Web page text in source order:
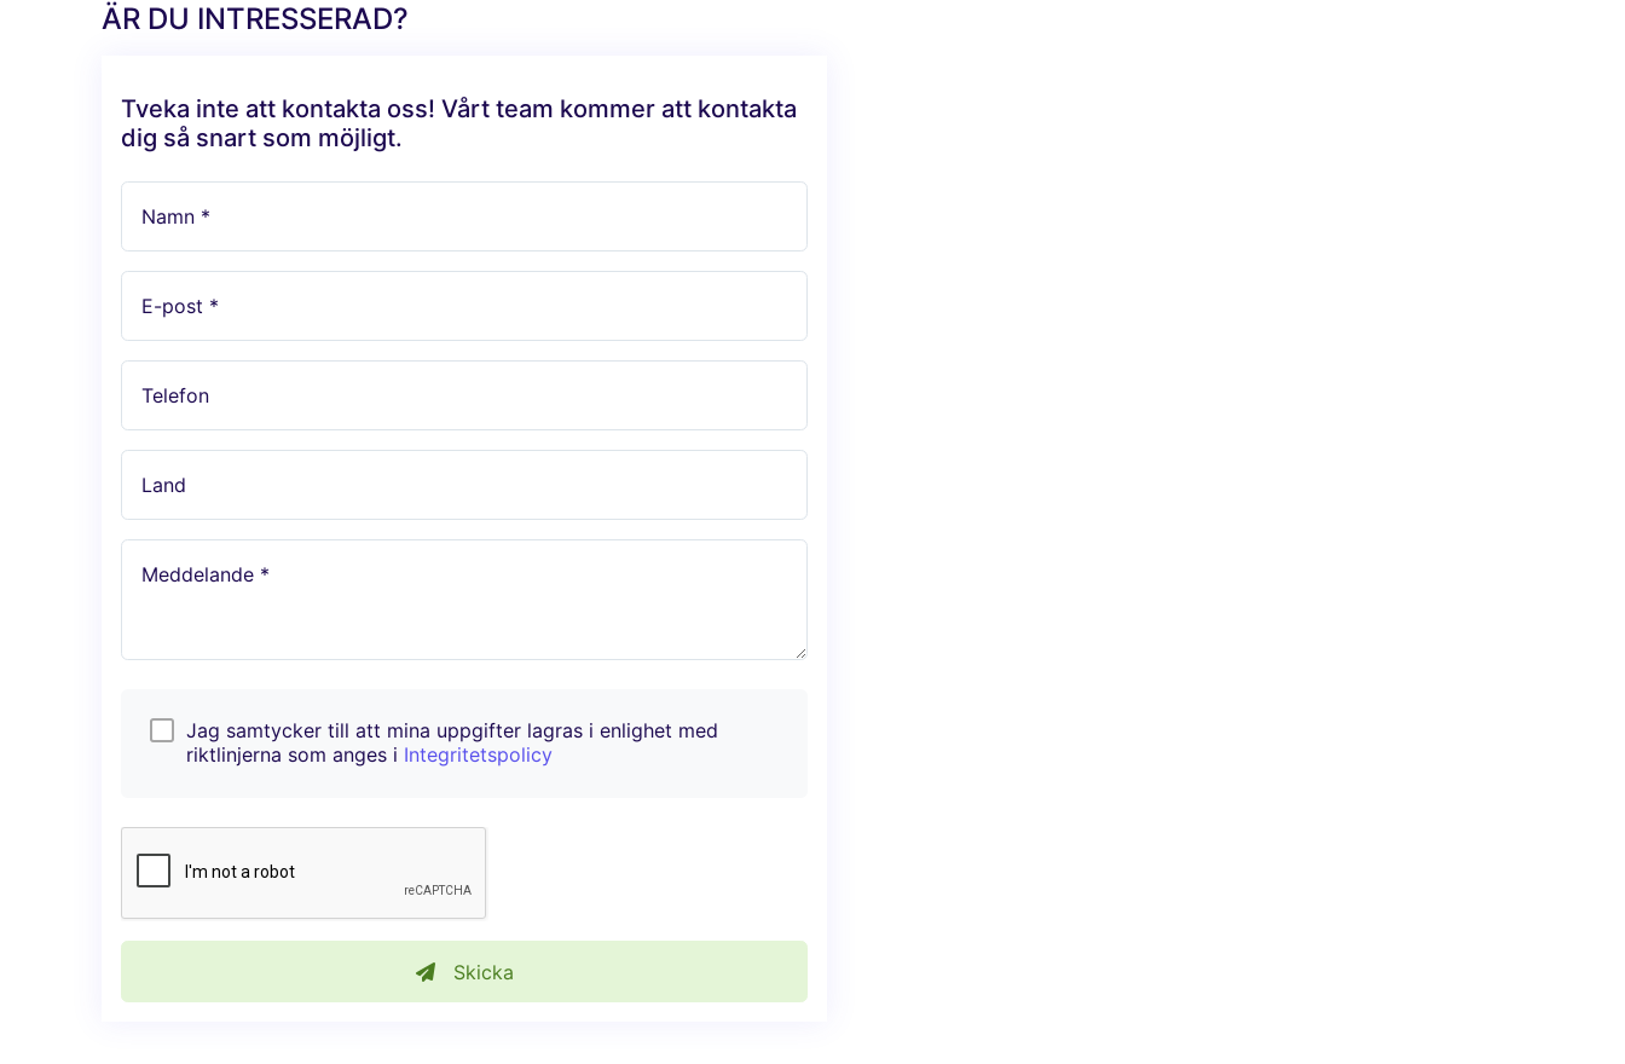
ÄR DU INTRESSERAD?
Tveka inte att kontakta oss! Vårt team kommer att kontakta
dig så snart som möjligt.
Namn *
E-post *
Telefon
Land
Meddelande *
Jag samtycker till att mina uppgifter lagras i enlighet med
riktlinjerna som anges i Integritetspolicy
Skicka